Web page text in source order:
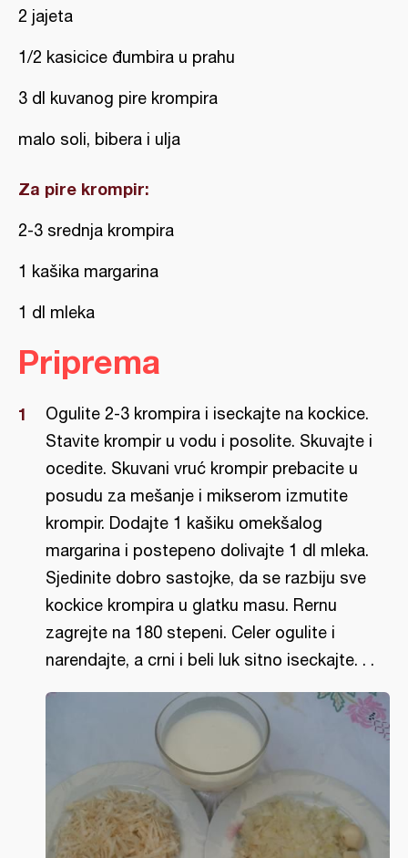
2 jajeta
1/2 kasicice đumbira u prahu
3 dl kuvanog pire krompira
malo soli, bibera i ulja
Za pire krompir:
2-3 srednja krompira
1 kašika margarina
1 dl mleka
Priprema
Ogulite 2-3 krompira i iseckajte na kockice.
Stavite krompir u vodu i posolite. Skuvajte i
ocedite. Skuvani vruć krompir prebacite u
posudu za mešanje i mikserom izmutite
krompir. Dodajte 1 kašiku omekšalog
margarina i postepeno dolivajte 1 dl mleka.
Sjedinite dobro sastojke, da se razbiju sve
kockice krompira u glatku masu. Rernu
zagrejte na 180 stepeni. Celer ogulite i
narendajte, a crni i beli luk sitno iseckajte. . .